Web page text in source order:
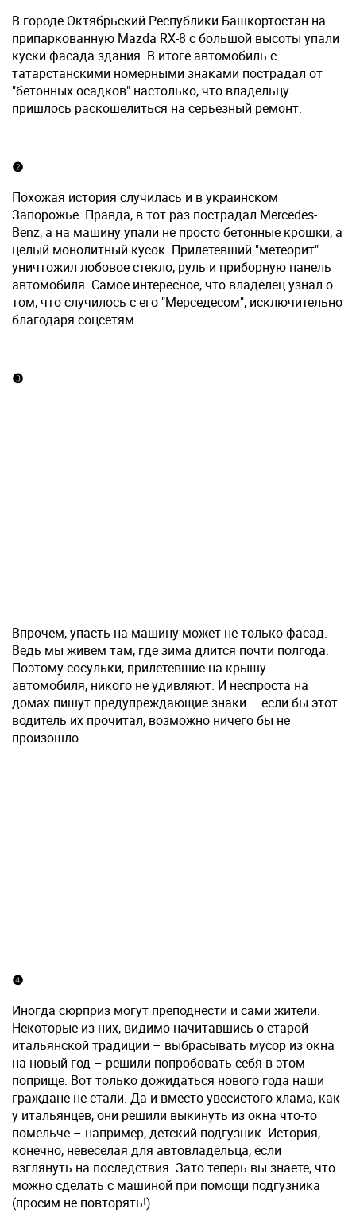
В городе Октябрьский Республики Башкортостан на
припаркованную Mazda RX-8 с большой высоты упали
куски фасада здания. В итоге автомобиль с
татарстанскими номерными знаками пострадал от
"бетонных осадков" настолько, что владельцу
пришлось раскошелиться на серьезный ремонт.
❷
Похожая история случилась и в украинском
Запорожье. Правда, в тот раз пострадал Mercedes-
Benz, а на машину упали не просто бетонные крошки, а
целый монолитный кусок. Прилетевший "метеорит"
уничтожил лобовое стекло, руль и приборную панель
автомобиля. Самое интересное, что владелец узнал о
том, что случилось с его "Мерседесом", исключительно
благодаря соцсетям.
❸
Впрочем, упасть на машину может не только фасад.
Ведь мы живем там, где зима длится почти полгода.
Поэтому сосульки, прилетевшие на крышу
автомобиля, никого не удивляют. И неспроста на
домах пишут предупреждающие знаки – если бы этот
водитель их прочитал, возможно ничего бы не
произошло.
❹
Иногда сюрприз могут преподнести и сами жители.
Некоторые из них, видимо начитавшись о старой
итальянской традиции – выбрасывать мусор из окна
на новый год – решили попробовать себя в этом
поприще. Вот только дожидаться нового года наши
граждане не стали. Да и вместо увесистого хлама, как
у итальянцев, они решили выкинуть из окна что-то
помельче – например, детский подгузник. История,
конечно, невеселая для автовладельца, если
взглянуть на последствия. Зато теперь вы знаете, что
можно сделать с машиной при помощи подгузника
(просим не повторять!).